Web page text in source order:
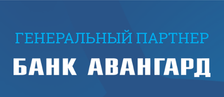
ГЕНЕРАЛЬНЫЙ ПАРТНЕР